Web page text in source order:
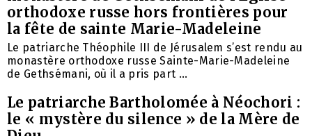
orthodoxe russe hors frontières pour
la fête de sainte Marie-Madeleine
Le patriarche Théophile III de Jérusalem s’est rendu au
monastère orthodoxe russe Sainte-Marie-Madeleine
de Gethsémani, où il a pris part ...
Le patriarche Bartholomée à Néochori :
le « mystère du silence » de la Mère de